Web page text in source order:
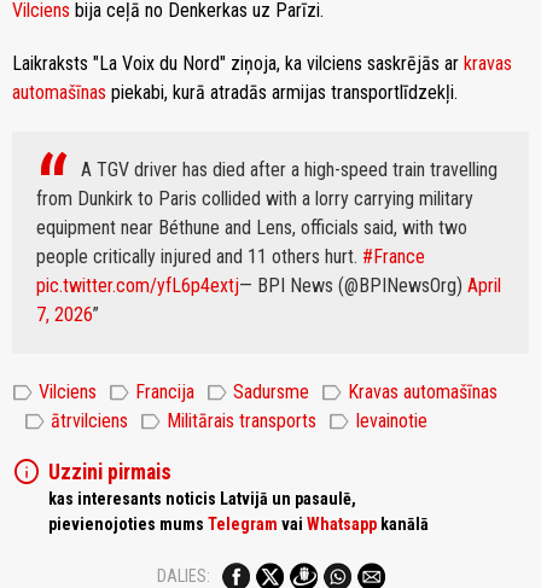
Vilciens bija ceļā no Denkerkas uz Parīzi.
Laikraksts "La Voix du Nord" ziņoja, ka vilciens saskrējās ar kravas
automašīnas piekabi, kurā atradās armijas transportlīdzekļi.
A TGV driver has died after a high-speed train travelling
from Dunkirk to Paris collided with a lorry carrying military
equipment near Béthune and Lens, officials said, with two
people critically injured and 11 others hurt. #France
pic.twitter.com/yfL6p4extj— BPI News (@BPINewsOrg) April
7, 2026
label Vilciens label Francija label Sadursme label Kravas automašīnas
label ātrvilciens label Militārais transports label Ievainotie
info Uzzini pirmais
kas interesants noticis Latvijā un pasaulē,
pievienojoties mums Telegram vai Whatsapp kanālā
DALIES: